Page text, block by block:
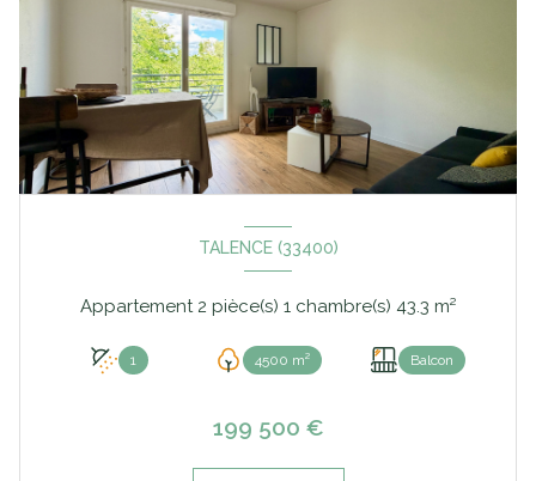
TALENCE (33400)
Appartement 2 pièce(s) 1 chambre(s) 43.3 m²
1 4500 m² Balcon
199 500 €